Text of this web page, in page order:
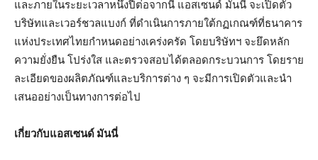
และภายในระยะเวลาหนึ่งปีต่อจากนี้ แอสเซนด์ มันนี่ จะเปิดตัว
บริษัทและเวอร์ชวลแบงก์ ที่ดำเนินการภายใต้กฏเกณฑ์ที่ธนาคาร
แห่งประเทศไทยกำหนดอย่างเคร่งครัด โดยบริษัทฯ จะยึดหลัก
ความยั่งยืน โปร่งใส และตรวจสอบได้ตลอดกระบวนการ โดยราย
ละเอียดของผลิตภัณฑ์และบริการต่าง ๆ จะมีการเปิดตัวและนำ
เสนออย่างเป็นทางการต่อไป
เกี่ยวกับแอสเซนด์ มันนี่